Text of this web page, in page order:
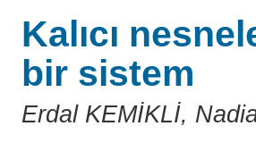
Kalıcı
bir sistem
Erdal KEMİKLİ,